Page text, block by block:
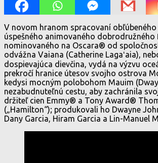
V novom hranom spracovaní
úspešného animovaného dobrodružného
nominovaného na Oscara® od
odvážna Vaiana (Catherine Lagaʻaia),
dospievajúca dievčina, vydá na výzvu
prekročí hranice útesov svojho ostrova
kedysi mocným polobohom Mauim
nezabudnuteľnú cestu, aby zachránila
držiteľ cien Emmy® a Tony Award®
(„Hamilton“); produkovali ho Dwayne
Dany Garcia, Hiram Garcia a Lin-Manuel